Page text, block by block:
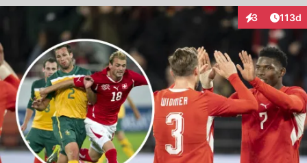
3
Interaktionen
113d